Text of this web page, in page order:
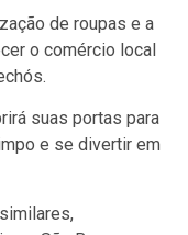
de roupas e a
o comércio local
suas portas para
e se divertir em